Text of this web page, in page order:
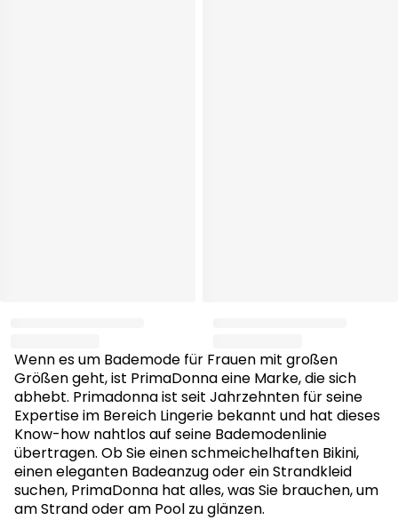
Wenn es um Bademode für Frauen mit großen
Größen geht, ist PrimaDonna eine Marke, die sich
abhebt. Primadonna ist seit Jahrzehnten für seine
Expertise im Bereich Lingerie bekannt und hat dieses
Know-how nahtlos auf seine Bademodenlinie
übertragen. Ob Sie einen schmeichelhaften Bikini,
einen eleganten Badeanzug oder ein Strandkleid
suchen, PrimaDonna hat alles, was Sie brauchen, um
am Strand oder am Pool zu glänzen.